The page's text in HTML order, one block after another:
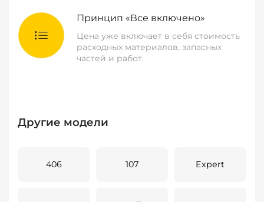
Принцип «Все включено»
Цена уже включает в себя стоимость
расходных материалов, запасных
частей и работ.
Другие модели
406 107 Expert